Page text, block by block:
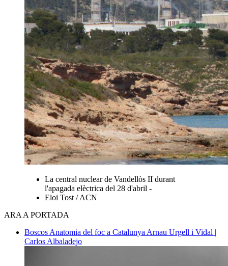
La central nuclear de Vandellòs II durant
l'apagada elèctrica del 28 d'abril -
Eloi Tost / ACN
ARA A PORTADA
Boscos Anatomia del foc a Catalunya Arnau Urgell i Vidal |
Carlos Albaladejo